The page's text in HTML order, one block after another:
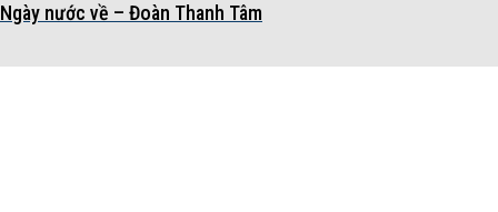
Ngày nước về – Đoàn Thanh Tâm